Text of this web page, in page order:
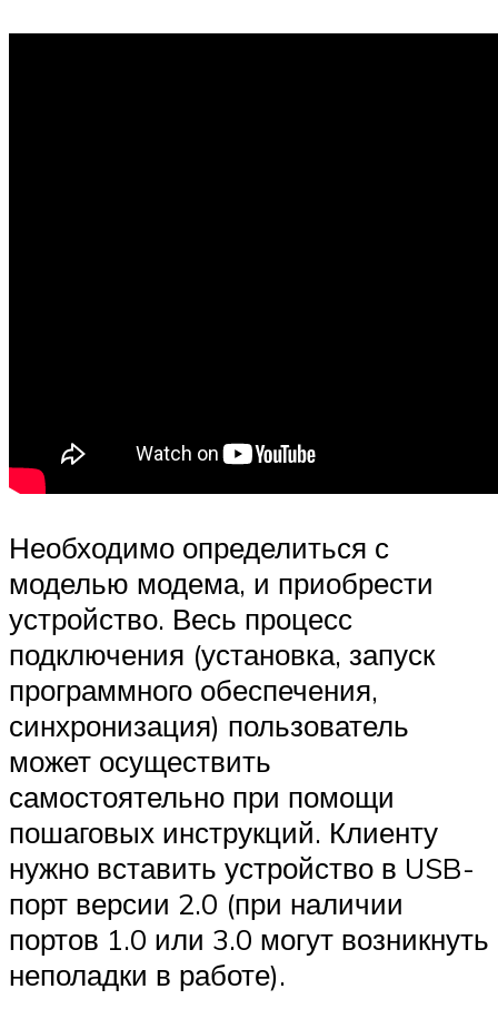
Необходимо определиться с
моделью модема, и приобрести
устройство. Весь процесс
подключения (установка, запуск
программного обеспечения,
синхронизация) пользователь
может осуществить
самостоятельно при помощи
пошаговых инструкций. Клиенту
нужно вставить устройство в USB-
порт версии 2.0 (при наличии
портов 1.0 или 3.0 могут возникнуть
неполадки в работе).